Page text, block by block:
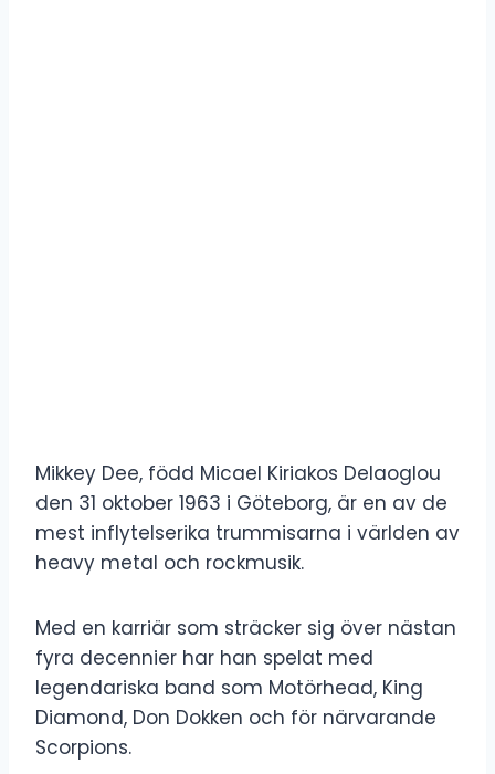
Mikkey Dee, född Micael Kiriakos Delaoglou
den 31 oktober 1963 i Göteborg, är en av de
mest inflytelserika trummisarna i världen av
heavy metal och rockmusik.
Med en karriär som sträcker sig över nästan
fyra decennier har han spelat med
legendariska band som Motörhead, King
Diamond, Don Dokken och för närvarande
Scorpions.